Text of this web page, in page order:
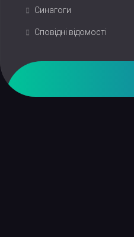
Синагоги
Сповідні відомості